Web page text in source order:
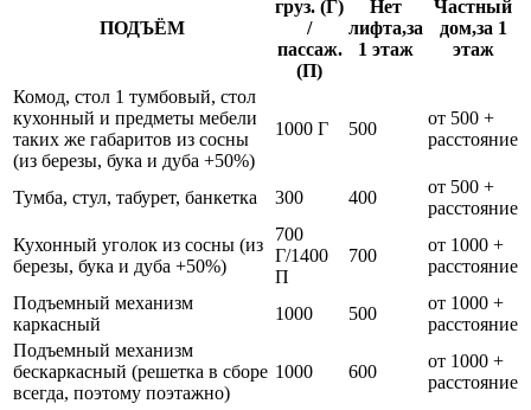
ПОДЪЁМ
груз. (Г)
/
пассаж.
(П)
Нет
лифта,за
1 этаж
Частный
дом,за 1
этаж
Комод, стол 1 тумбовый, стол
кухонный и предметы мебели
таких же габаритов из сосны
(из березы, бука и дуба +50%)
1000 Г 500
от 500 +
расстояние
Тумба, стул, табурет, банкетка 300 400
от 500 +
расстояние
Кухонный уголок из сосны (из
березы, бука и дуба +50%)
700
Г/1400
П
700
от 1000 +
расстояние
Подъемный механизм
каркасный
1000 500
от 1000 +
расстояние
Подъемный механизм
бескаркасный (решетка в сборе
всегда, поэтому поэтажно)
1000 600
от 1000 +
расстояние